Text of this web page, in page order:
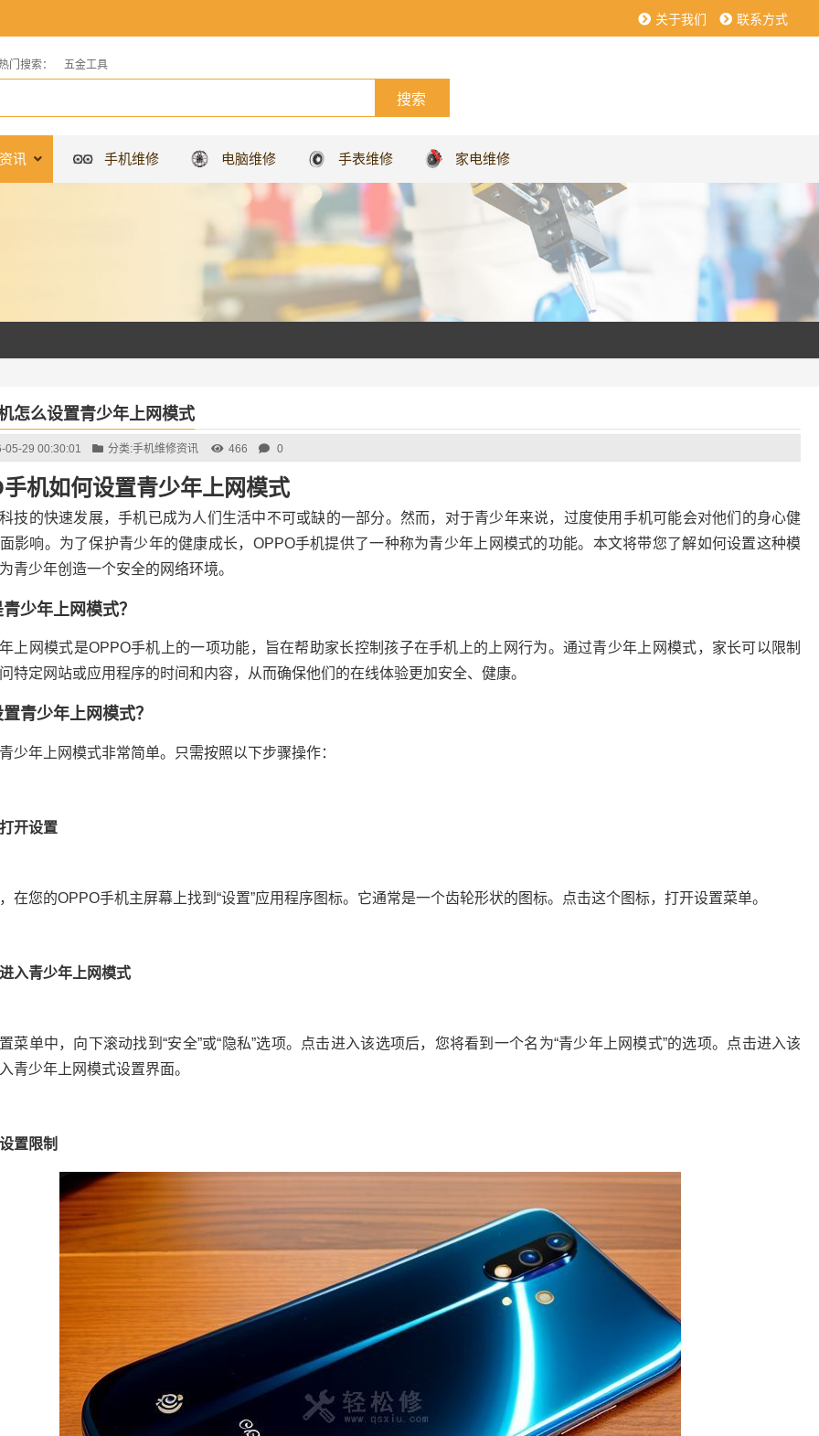
关于我们 联系方式
门搜索： 五金工具
讯 手机维修 电脑维修 手表维修 家电维修
怎么设置青少年上网模式
05-29 00:30:01 分类:手机维修资讯 466 0
机如何设置青少年上网模式
技的快速发展，手机已成为人们生活中不可或缺的一部分。然而，对于青少年来说，过度使用手机可能会对他们的身心健
影响。为了保护青少年的健康成长，OPPO手机提供了一种称为青少年上网模式的功能。本文将带您了解如何设置这种模
青少年创造一个安全的网络环境。
少年上网模式？
上网模式是OPPO手机上的一项功能，旨在帮助家长控制孩子在手机上的上网行为。通过青少年上网模式，家长可以限制
特定网站或应用程序的时间和内容，从而确保他们的在线体验更加安全、健康。
青少年上网模式？
少年上网模式非常简单。只需按照以下步骤操作：
开设置
在您的OPPO手机主屏幕上找到“设置”应用程序图标。它通常是一个齿轮形状的图标。点击这个图标，打开设置菜单。
入青少年上网模式
菜单中，向下滚动找到“安全”或“隐私”选项。点击进入该选项后，您将看到一个名为“青少年上网模式”的选项。点击进入该
青少年上网模式设置界面。
置限制